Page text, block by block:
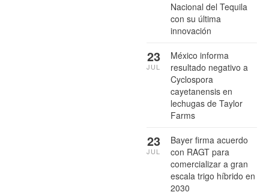
Nacional del Tequila
con su última
innovación
México informa
resultado negativo a
Cyclospora
cayetanensis en
lechugas de Taylor
Farms
23
JUL
Bayer firma acuerdo
con RAGT para
comercializar a gran
escala trigo híbrido en
2030
23
JUL